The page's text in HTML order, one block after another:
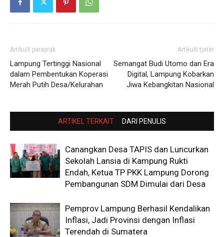
Artikulli paraprak
Lampung Tertinggi Nasional
dalam Pembentukan Koperasi
Merah Putih Desa/Kelurahan
Artikulli tjetër
Semangat Budi Utomo dan Era
Digital, Lampung Kobarkan
Jiwa Kebangkitan Nasional
ARTIKEL TERKAIT DARI PENULIS
Canangkan Desa TAPIS dan Luncurkan
Sekolah Lansia di Kampung Rukti
Endah, Ketua TP PKK Lampung Dorong
Pembangunan SDM Dimulai dari Desa
Pemprov Lampung Berhasil Kendalikan
Inflasi, Jadi Provinsi dengan Inflasi
Terendah di Sumatera